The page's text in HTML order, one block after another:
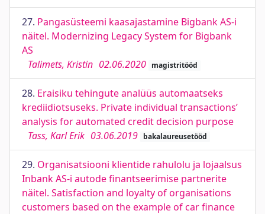
27. Pangasüsteemi kaasajastamine Bigbank AS-i
näitel. Modernizing Legacy System for Bigbank
AS
Talimets, Kristin 02.06.2020 magistritööd
28. Eraisiku tehingute analüüs automaatseks
krediidiotsuseks. Private individual transactions’
analysis for automated credit decision purpose
Tass, Karl Erik 03.06.2019 bakalaureusetööd
29. Organisatsiooni klientide rahulolu ja lojaalsus
Inbank AS-i autode finantseerimise partnerite
näitel. Satisfaction and loyalty of organisations
customers based on the example of car finance